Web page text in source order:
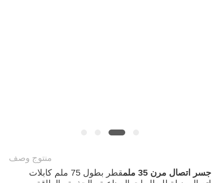
منتوج وصف
جسر اتصال مرن 35 ملم
قطر بطول 75 ملم كابلات